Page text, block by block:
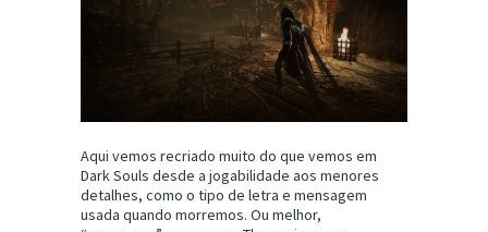
Aqui vemos recriado muito do que vemos em
Dark Souls desde a jogabilidade aos menores
detalhes, como o tipo de letra e mensagem
usada quando morremos. Ou melhor,